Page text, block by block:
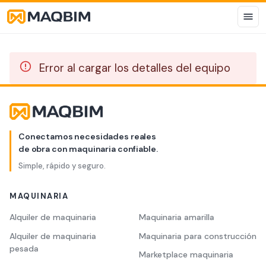
Error al cargar los detalles del equipo
Conectamos necesidades reales
de obra con maquinaria confiable.
Simple, rápido y seguro.
MAQUINARIA
Alquiler de maquinaria
Alquiler de maquinaria
pesada
Maquinaria amarilla
Maquinaria para construcción
Marketplace maquinaria